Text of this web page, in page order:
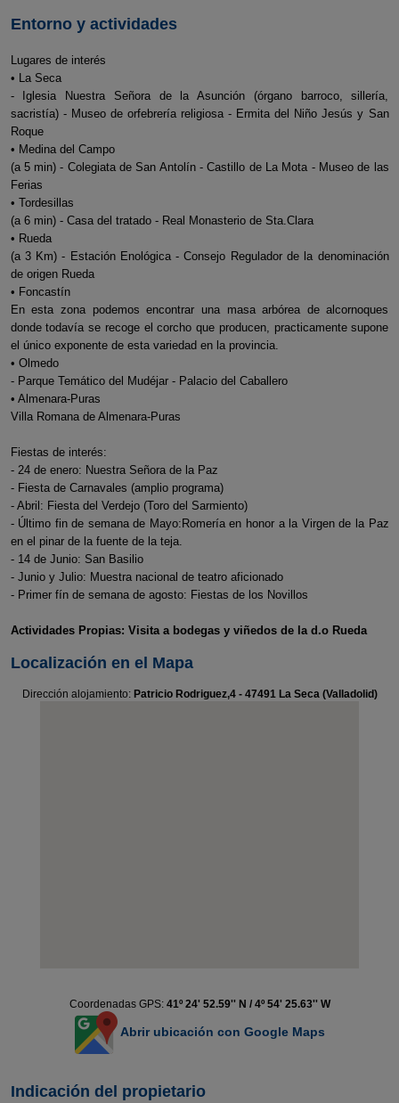
Entorno y actividades
Lugares de interés
• La Seca
- Iglesia Nuestra Señora de la Asunción (órgano barroco, sillería,
sacristía) - Museo de orfebrería religiosa - Ermita del Niño Jesús y San
Roque
• Medina del Campo
(a 5 min) - Colegiata de San Antolín - Castillo de La Mota - Museo de las
Ferias
• Tordesillas
(a 6 min) - Casa del tratado - Real Monasterio de Sta.Clara
• Rueda
(a 3 Km) - Estación Enológica - Consejo Regulador de la denominación
de origen Rueda
• Foncastín
En esta zona podemos encontrar una masa arbórea de alcornoques
donde todavía se recoge el corcho que producen, practicamente supone
el único exponente de esta variedad en la provincia.
• Olmedo
- Parque Temático del Mudéjar - Palacio del Caballero
• Almenara-Puras
Villa Romana de Almenara-Puras
Fiestas de interés:
- 24 de enero: Nuestra Señora de la Paz
- Fiesta de Carnavales (amplio programa)
- Abril: Fiesta del Verdejo (Toro del Sarmiento)
- Último fin de semana de Mayo:Romería en honor a la Virgen de la Paz
en el pinar de la fuente de la teja.
- 14 de Junio: San Basilio
- Junio y Julio: Muestra nacional de teatro aficionado
- Primer fín de semana de agosto: Fiestas de los Novillos
Actividades Propias: Visita a bodegas y viñedos de la d.o Rueda
Localización en el Mapa
Dirección alojamiento: Patricio Rodriguez,4 - 47491 La Seca (Valladolid)
Coordenadas GPS: 41º 24' 52.59'' N / 4º 54' 25.63'' W
Abrir ubicación con Google Maps
Indicación del propietario